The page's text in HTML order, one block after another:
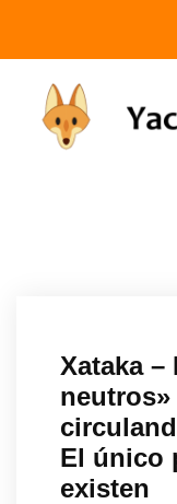
Xataka –
El único
existen